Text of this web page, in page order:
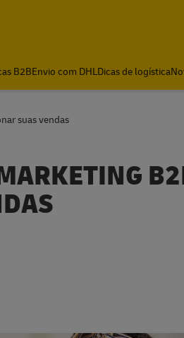
B2BEnvio com DHLDicas de logística
suas vendas